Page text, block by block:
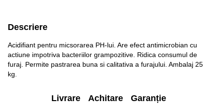
Descriere
Acidifiant pentru micsorarea PH-lui. Are efect antimicrobian cu
actiune impotriva bacteriilor grampozitive. Ridica consumul de
furaj. Permite pastrarea buna si calitativa a furajului. Ambalaj 25
kg.
Livrare Achitare Garanție